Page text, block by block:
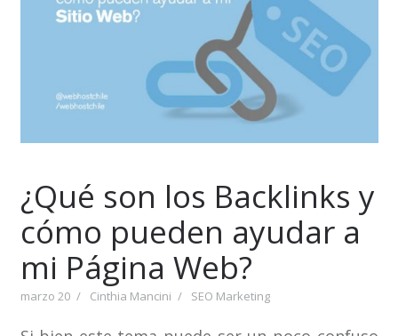
¿Qué son los Backlinks y
cómo pueden ayudar a
mi Página Web?
marzo 20 Cinthia Mancini SEO Marketing